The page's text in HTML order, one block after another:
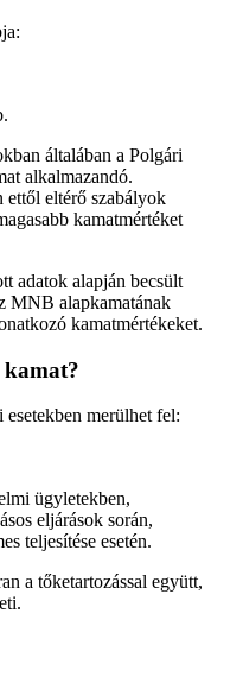
általában a Polgári
alkalmazandó.
eltérő szabályok
kamatmértéket
adatok alapján becsült
MNB alapkamatának
kamatmértékeket.
kamat?
merülhet fel:
ügyletekben,
eljárások során,
teljesítése esetén.
a tőketartozással együtt,